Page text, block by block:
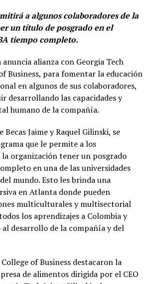
a algunos colaboradores de la
un título de posgrado en el
tiempo completo.
alianza con Georgia Tech
Business, para fomentar la educación
en algunos de sus colaboradores,
desarrollando las capacidades y
humano de la compañía.
Becas Jaime y Raquel Gilinski, se
que le permite a los
la organización tener un posgrado
en una de las universidades
mundo. Esto les brinda una
en Atlanta donde pueden
multiculturales y multisectorial
los aprendizajes a Colombia y
desarrollo de la compañía y del
of Business destacaron la
de alimentos dirigida por el CEO